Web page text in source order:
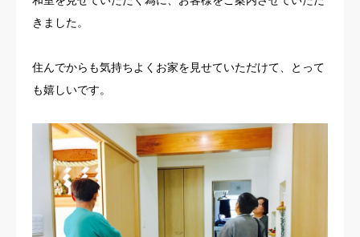
きました。
住んでからも気持ちよくお家を見せていただけて、とって
も嬉しいです。